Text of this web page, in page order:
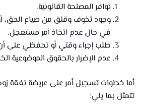
توافر المصلحة القانونية.
وجود تخوف وقلق من ضياع الحق،
في حال عدم اتخاذ أمر مستعجل.
طلب إجراء وقتي أو تحفظي على
عدم الإضرار بالحقوق الموضوعية
أما خطوات تسجيل أمر على عريضة نفقة
تتمثل بما يلي: